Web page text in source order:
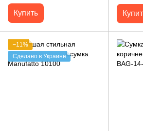
Купить
−11%
Сделано в Украине